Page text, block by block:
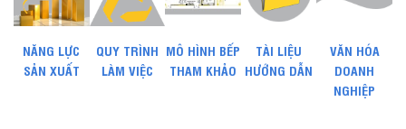
NĂNG LỰC
SẢN XUẤT
QUY TRÌNH
LÀM VIỆC
MÔ HÌNH BẾP
THAM KHẢO
TÀI LIỆU
HƯỚNG DẪN
VĂN HÓA
DOANH
NGHIỆP